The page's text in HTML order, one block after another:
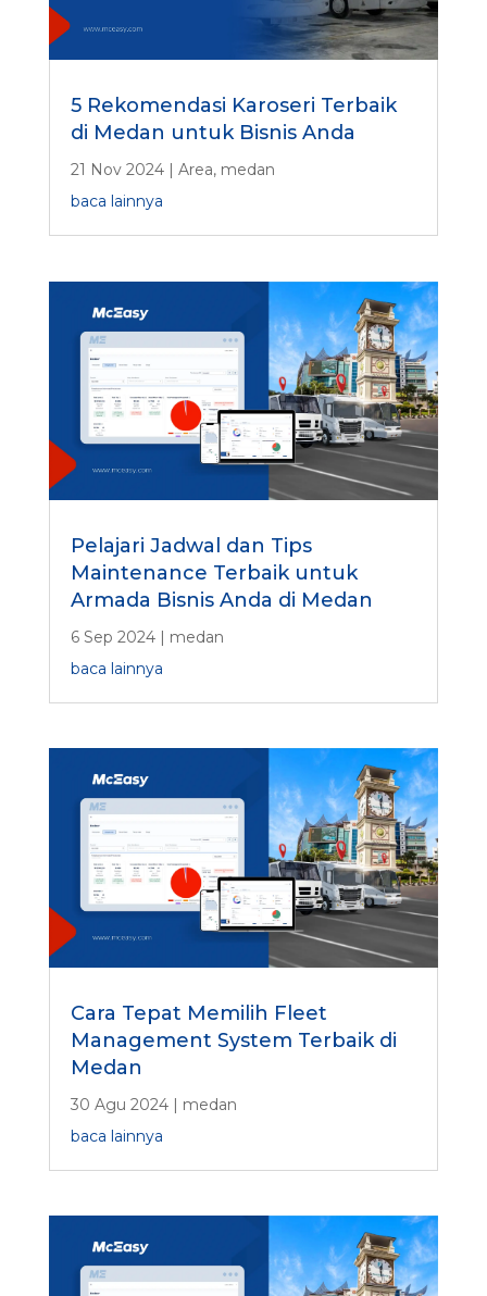
5 Rekomendasi Karoseri Terbaik
di Medan untuk Bisnis Anda
21 Nov 2024| Area, medan
baca lainnya
Pelajari Jadwal dan Tips
Maintenance Terbaik untuk
Armada Bisnis Anda di Medan
6 Sep 2024| medan
baca lainnya
Cara Tepat Memilih Fleet
Management System Terbaik di
Medan
30 Agu 2024| medan
baca lainnya